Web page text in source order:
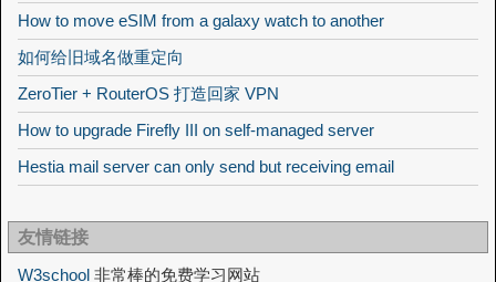
How to move eSIM from a galaxy watch to another
如何给旧域名做重定向
ZeroTier + RouterOS 打造回家 VPN
How to upgrade Firefly III on self-managed server
Hestia mail server can only send but receiving email
友情链接
W3school 非常棒的免费学习网站